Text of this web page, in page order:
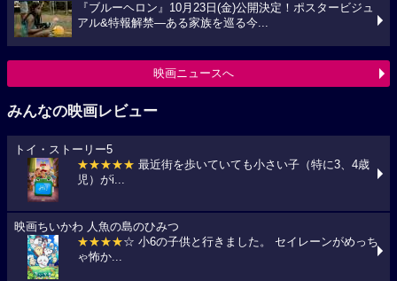
『ブルーヘロン』10月23日(金)公開決定！ポスタービジュ
アル&特報解禁―ある家族を巡る今...
映画ニュースへ
みんなの映画レビュー
トイ・ストーリー5
★★★★★ 最近街を歩いていても小さい子（特に3、4歳
児）がi...
映画ちいかわ 人魚の島のひみつ
★★★★☆ 小6の子供と行きました。 セイレーンがめっち
ゃ怖か...